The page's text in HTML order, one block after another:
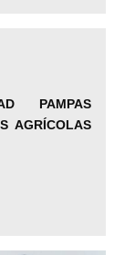
PAMPAS
AGRÍCOLAS